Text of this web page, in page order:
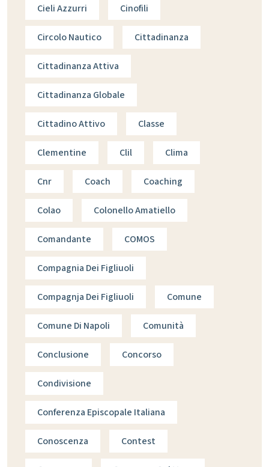
Cieli Azzurri Cinofili
Circolo Nautico Cittadinanza
Cittadinanza Attiva
Cittadinanza Globale
Cittadino Attivo Classe
Clementine Clil Clima
Cnr Coach Coaching
Colao Colonello Amatiello
Comandante COMOS
Compagnia Dei Figliuoli
Compagnja Dei Figliuoli Comune
Comune Di Napoli Comunità
Conclusione Concorso
Condivisione
Conferenza Episcopale Italiana
Conoscenza Contest